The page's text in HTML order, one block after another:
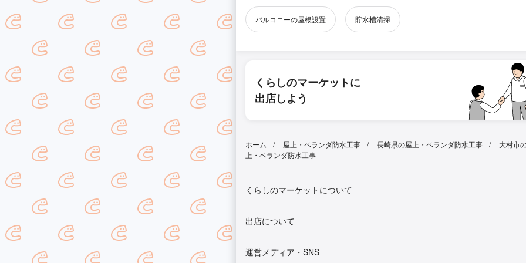
バルコニーの屋根設置 貯水槽清掃
くらしのマーケットに
出店しよう
ホーム 屋上・ベランダ防水工事 長崎県の屋上・ベランダ防水工事
大村市
上・ベランダ防水工事
くらしのマーケットについて
出店について
運営メディア・SNS